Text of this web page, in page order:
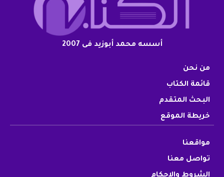
أسسه محمد أبوزيد فى 2007
من نحن
قائمة الكتاب
البحث المتقدم
خريطة الموقع
مواقعنا
تواصل معنا